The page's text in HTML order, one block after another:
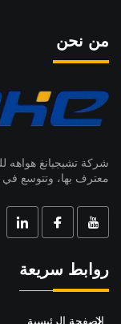
من نحن
شركة تشيجيانغ هواهه
معترف بها، وتتوسع في
روابط سريعة
الصفحة الرئيسية